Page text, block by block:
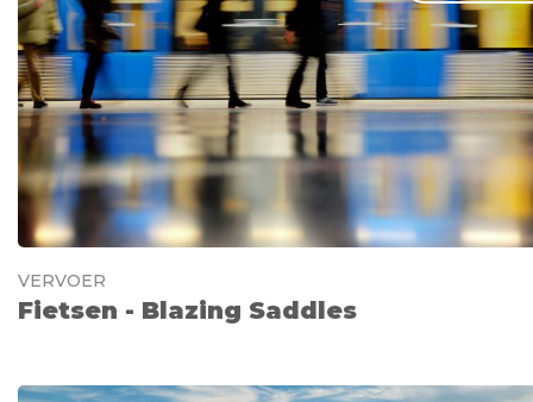
VERVOER
Fietsen - Blazing Saddles